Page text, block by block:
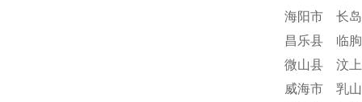
海阳市 长
昌乐县 临
微山县 汶
威海市 乳